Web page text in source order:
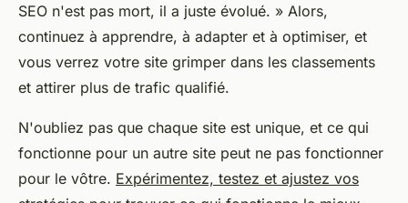
SEO n'est pas mort, il a juste évolué. » Alors,
continuez à apprendre, à adapter et à optimiser, et
vous verrez votre site grimper dans les classements
et attirer plus de trafic qualifié.
N'oubliez pas que chaque site est unique, et ce qui
fonctionne pour un autre site peut ne pas fonctionner
pour le vôtre. Expérimentez, testez et ajustez vos